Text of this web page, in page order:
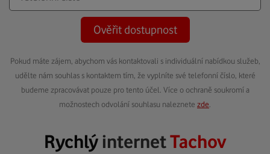
Ověřit dostupnost
Pokud máte zájem, abychom vás kontaktovali s individuální nabídkou služeb,
udělte nám souhlas s kontaktem tím, že vyplníte své telefonní číslo, které
budeme zpracovávat pouze pro tento účel. Více o ochraně soukromí a
možnostech odvolání souhlasu naleznete zde
RychlýinternetTachov